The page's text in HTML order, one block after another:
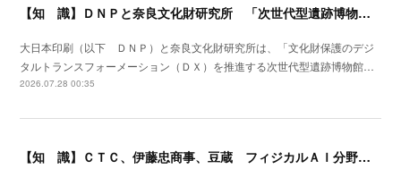
【知 識】ＤＮＰと奈良文化財研究所 「次世代型遺跡博物館」実現に向け連携研究
大日本印刷（以下 ＤＮＰ）と奈良文化財研究所は、「文化財保護のデジ
タルトランスフォーメーション（ＤＸ）を推進する次世代型遺跡博物館…
2026.07.28 00:35
【知 識】ＣＴＣ、伊藤忠商事、豆蔵 フィジカルＡＩ分野で業務提携